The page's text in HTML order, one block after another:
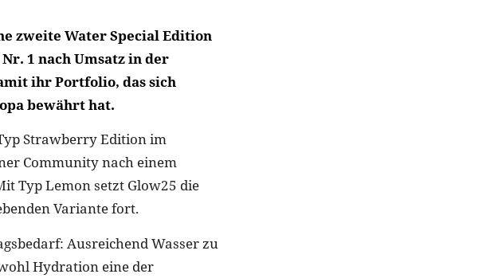
zweite Water Special Edition
1 nach Umsatz in der
ihr Portfolio, das sich
bewährt hat.
Strawberry Edition im
Community nach einem
Typ Lemon setzt Glow25 die
Variante fort.
Ausreichend Wasser zu
Hydration eine der